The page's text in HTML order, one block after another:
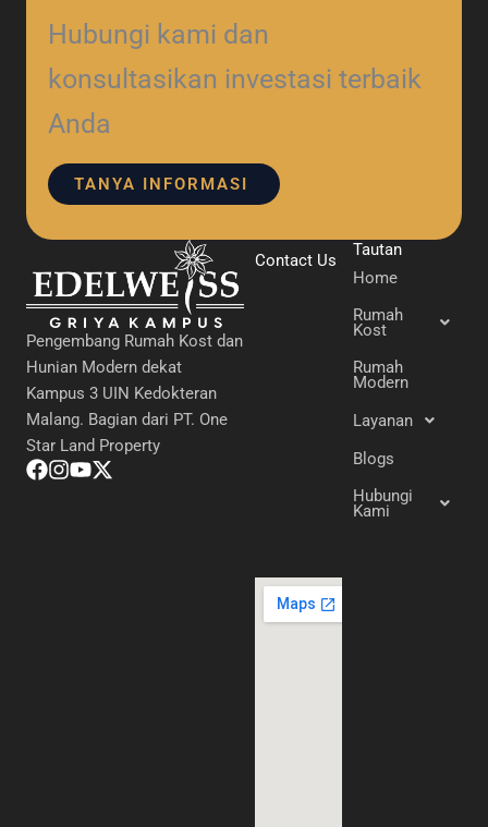
Hubungi kami dan
konsultasikan investasi terbaik
Anda
TANYA INFORMASI
Pengembang Rumah Kost dan
Hunian Modern dekat
Kampus 3 UIN Kedokteran
Malang. Bagian dari PT. One
Star Land Property
Contact Us
Tautan
Home
Rumah
Kost
Rumah
Modern
Layanan
Blogs
Hubungi
Kami